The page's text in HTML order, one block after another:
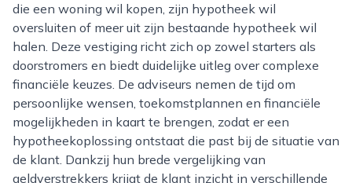
die een woning wil kopen, zijn hypotheek wil
oversluiten of meer uit zijn bestaande hypotheek wil
halen. Deze vestiging richt zich op zowel starters als
doorstromers en biedt duidelijke uitleg over complexe
financiële keuzes. De adviseurs nemen de tijd om
persoonlijke wensen, toekomstplannen en financiële
mogelijkheden in kaart te brengen, zodat er een
hypotheekoplossing ontstaat die past bij de situatie van
de klant. Dankzij hun brede vergelijking van
geldverstrekkers krijgt de klant inzicht in verschillende